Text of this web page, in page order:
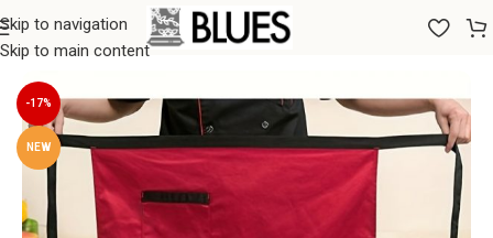
Skip to navigation
Skip to main content
Sākums/Aksesuāri/Priekšauti
-17%
NEW